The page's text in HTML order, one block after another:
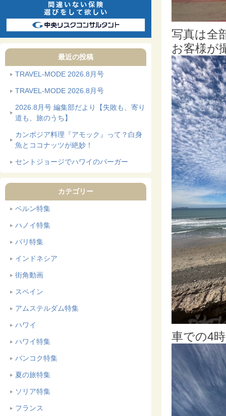
最近の投稿
TRAVEL-MODE 2026.8月号
TRAVEL-MODE 2026.8月号
2026.8月号 編集部だより【失敗も、寄り
道も、旅のうち】
カンボジア料理『アモック』って？白身
魚とココナッツが絶妙！
セントジョージでハワイのバーガー
カテゴリー
ベルン特集
ハノイ特集
バリ特集
インドネシア
街角動画
スペイン
アムステルダム特集
ハワイ
ハワイ特集
バンコク特集
夏の旅特集
ソリア特集
フランス
写真は全
お客様が
車での4